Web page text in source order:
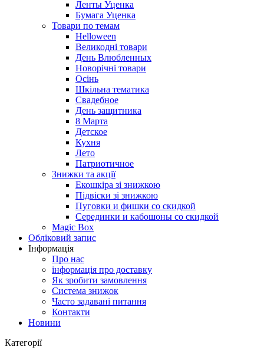
Ленты Уценка
Бумага Уценка
Товари по темам
Helloween
Великодні товари
День Влюбленных
Новорічні товари
Осінь
Шкільна тематика
Свадебное
День защитника
8 Марта
Детское
Кухня
Лето
Патриотичное
Знижки та акції
Екошкіра зі знижкою
Підвіски зі знижкою
Пуговки и фишки со скидкой
Серединки и кабошоны со скидкой
Magic Box
Обліковий запис
Інформація
Про нас
інформація про доставку
Як зробити замовлення
Система знижок
Часто задавані питання
Контакти
Новини
Категорії